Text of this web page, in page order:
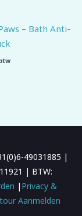
– Bath Anti-
49031885 |
| BTW:
| Privacy &
Aanmelden